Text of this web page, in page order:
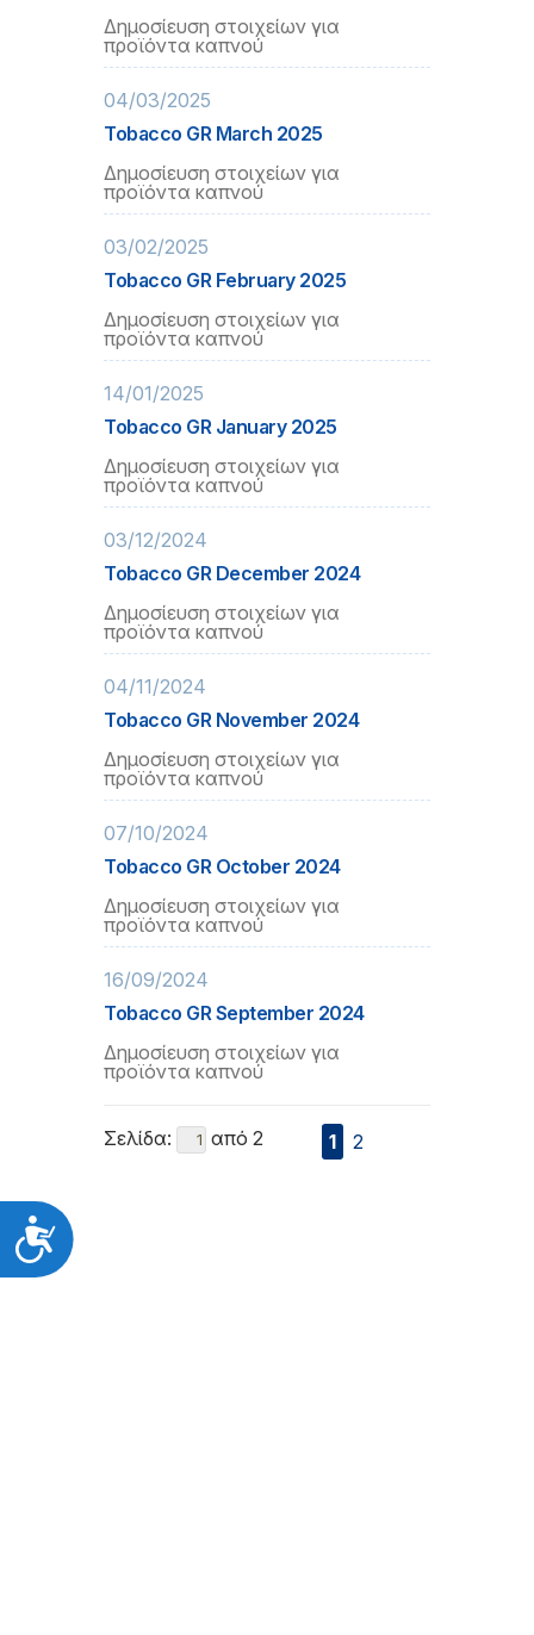
Προσιτότητα
Δημοσίευση στοιχείων για
προϊόντα καπνού
04/03/2025
Tobacco GR March 2025
Δημοσίευση στοιχείων για
προϊόντα καπνού
03/02/2025
Tobacco GR February 2025
Δημοσίευση στοιχείων για
προϊόντα καπνού
14/01/2025
Tobacco GR January 2025
Δημοσίευση στοιχείων για
προϊόντα καπνού
03/12/2024
Tobacco GR December 2024
Δημοσίευση στοιχείων για
προϊόντα καπνού
04/11/2024
Tobacco GR November 2024
Δημοσίευση στοιχείων για
προϊόντα καπνού
07/10/2024
Tobacco GR October 2024
Δημοσίευση στοιχείων για
προϊόντα καπνού
16/09/2024
Tobacco GR September 2024
Δημοσίευση στοιχείων για
προϊόντα καπνού
Σελίδα: από 2 1 2